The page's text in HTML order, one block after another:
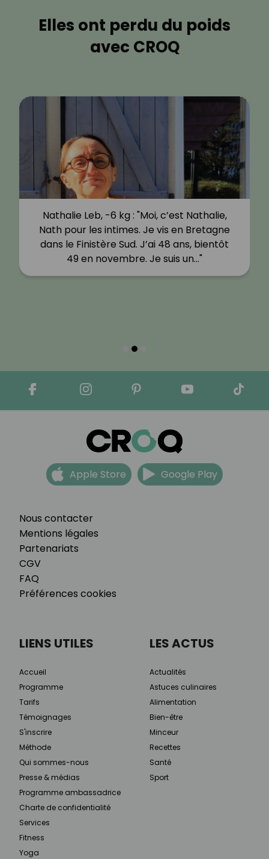
Elles ont perdu du poids
avec CROQ
Nathalie Leb, -6 kg : "Moi, c’est Nathalie,
Nath pour les intimes. Je vis en Bretagne
dans le Finistère Sud. J’ai 48 ans, bientôt
49 en novembre. Je suis un…"
Nous contacter
Mentions légales
Partenariats
CGV
FAQ
Préférences cookies
Apple Store Google Play
LIENS UTILES
Accueil
Programme
Tarifs
Témoignages
S'inscrire
Méthode
Qui sommes-nous
Presse & médias
Programme ambassadrice
Charte de confidentialité
Services
Fitness
Yoga
LES ACTUS
Actualités
Astuces culinaires
Alimentation
Bien-être
Minceur
Recettes
Santé
Sport